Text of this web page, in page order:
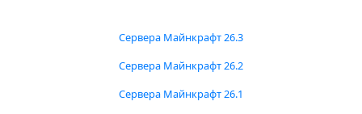
Сервера Майнкрафт 26.3
Сервера Майнкрафт 26.2
Сервера Майнкрафт 26.1